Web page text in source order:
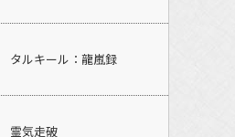
タルキール：龍嵐録
霊気走破